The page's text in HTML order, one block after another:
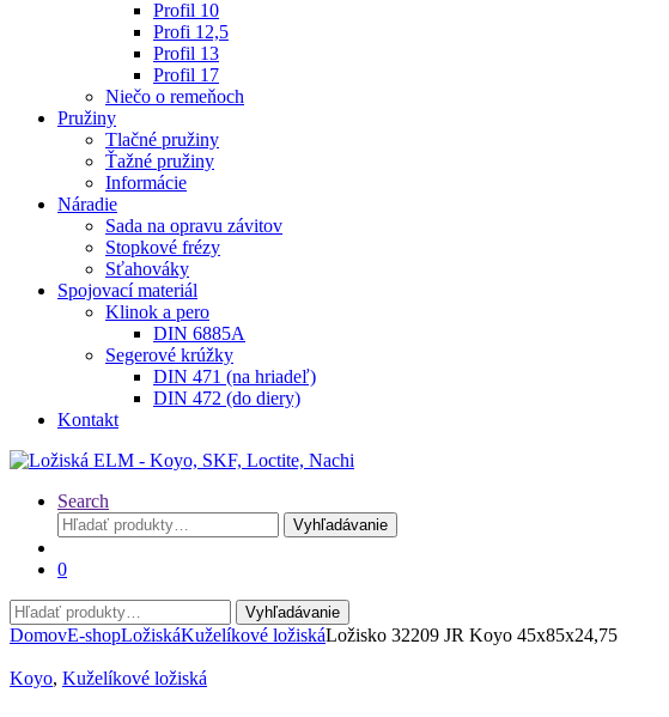
Profil 10
Profi 12,5
Profil 13
Profil 17
Niečo o remeňoch
Pružiny
Tlačné pružiny
Ťažné pružiny
Informácie
Náradie
Sada na opravu závitov
Stopkové frézy
Sťahováky
Spojovací materiál
Klinok a pero
DIN 6885A
Segerové krúžky
DIN 471 (na hriadeľ)
DIN 472 (do diery)
Kontakt
Search
Hľadať:
Vyhľadávanie
0
Hľadať:
Vyhľadávanie
DomovE-shopLožiskáKuželíkové ložiskáLožisko 32209 JR Koyo 45x85x24,75
Koyo, Kuželíkové ložiská